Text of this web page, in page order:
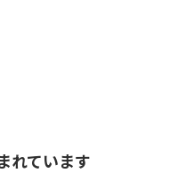
れています